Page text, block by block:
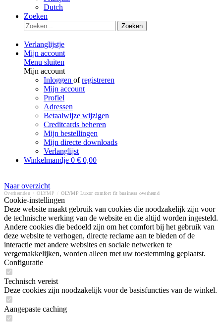
Dutch
Zoeken
Zoeken
Verlanglijstje
Mijn account
Menu sluiten
Mijn account
Inloggen ofregistreren
Mijn account
Profiel
Adressen
Betaalwijze wijzigen
Creditcards beheren
Mijn bestellingen
Mijn directe downloads
Verlanglijst
Winkelmandje 0 € 0,00
Naar overzicht
Overhemden OLYMP OLYMP Luxor comfort fit business overhemd
Cookie-instellingen
Deze website maakt gebruik van cookies die noodzakelijk zijn voor
de technische werking van de website en die altijd worden ingesteld.
Andere cookies die bedoeld zijn om het comfort bij het gebruik van
deze website te verhogen, directe reclame aan te bieden of de
interactie met andere websites en sociale netwerken te
vergemakkelijken, worden alleen met uw toestemming geplaatst.
Configuratie
Technisch vereist
Deze cookies zijn noodzakelijk voor de basisfuncties van de winkel.
Aangepaste caching